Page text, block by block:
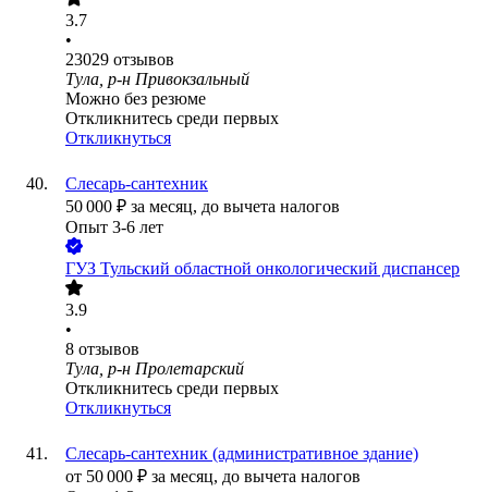
3.7
•
23029 отзывов
Тула, р-н Привокзальный
Можно без резюме
Откликнитесь среди первых
Откликнуться
Слесарь-сантехник
50 000 ₽ за месяц, до вычета налогов
Опыт 3-6 лет
ГУЗ Тульский областной онкологический диспансер
3.9
•
8 отзывов
Тула, р-н Пролетарский
Откликнитесь среди первых
Откликнуться
Слесарь-сантехник (административное здание)
от 50 000 ₽ за месяц, до вычета налогов